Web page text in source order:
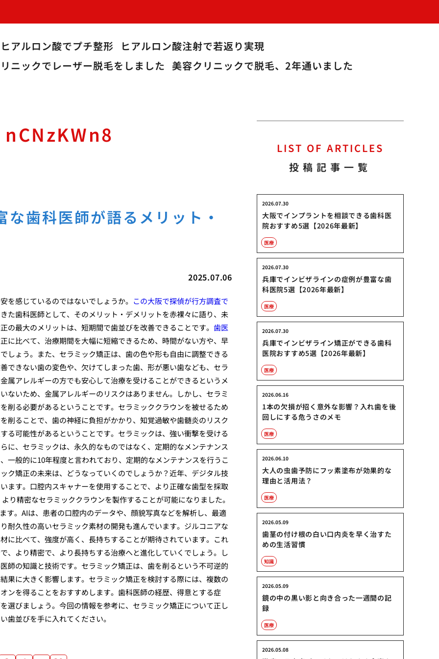
ヒアルロン酸でプチ整形
ヒアルロン酸注射で若返り実現
ニックでレーザー脱毛をしました 美容クリニックで脱毛、2年通いました
nCNzKWn8
歯科医師が語るメリット・
2025.07.06
を感じているのではないでしょうか。 この大阪で探偵が行方調査で
た歯科医師として、そのメリット・デメリットを赤裸々に語り、未
最大のメリットは、短期間で歯並びを改善できることです。 歯医
に比べて、治療期間を大幅に短縮できるため、時間がない方や、早
しょう。また、セラミック矯正は、歯の色や形も自由に調整できる
できない歯の変色や、欠けてしまった歯、形が悪い歯なども、セラ
属アレルギーの方でも安心して治療を受けることができるというメ
ないため、金属アレルギーのリスクはありません。しかし、セラミ
削る必要があるということです。セラミッククラウンを被せるため
削ることで、歯の神経に負担がかかり、知覚過敏や歯髄炎のリスク
る可能性があるということです。セラミックは、強い衝撃を受ける
に、セラミックは、永久的なものではなく、定期的なメンテナンス
一般的に10年程度と言われており、定期的なメンテナンスを行うこ
ク矯正の未来は、どうなっていくのでしょうか？近年、デジタル技
ます。口腔内スキャナーを使用することで、より正確な歯型を採取
り精密なセラミッククラウンを製作することが可能になりました。
す。AIは、患者の口腔内のデータや、顔貌写真などを解析し、最適
耐久性の高いセラミック素材の開発も進んでいます。ジルコニアな
に比べて、強度が高く、長持ちすることが期待されています。これ
、より精密で、より長持ちする治療へと進化していくでしょう。し
師の知識と技術です。セラミック矯正は、歯を削るという不可逆的
果に大きく影響します。セラミック矯正を検討する際には、複数の
ンを得ることをおすすめします。歯科医師の経歴、得意とする症
選びましょう。今回の情報を参考に、セラミック矯正について正し
歯並びを手に入れてください。
LIST OF ARTICLES
投稿記事一覧
大阪でインプラントを相談できる歯科医
院おすすめ5選【2026年最新】
2026.07.30
医療
兵庫でインビザラインの症例が豊富な歯
科医院5選【2026年最新】
2026.07.30
医療
兵庫でインビザライン矯正ができる歯科
医院おすすめ5選【2026年最新】
2026.07.30
医療
1本の欠損が招く意外な影響？入れ歯を後
回しにする危うさのメモ
2026.06.16
医療
大人の虫歯予防にフッ素塗布が効果的な
理由と活用法？
2026.06.10
医療
歯茎の付け根の白い口内炎を早く治すた
めの生活習慣
2026.05.09
知識
鏡の中の黒い影と向き合った一週間の記
録
2026.05.09
医療
2026.05.08